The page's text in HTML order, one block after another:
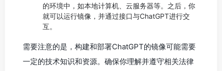
的环境中，如本地计算机、云服务器等。之后，你
就可以运行镜像，并通过接口与ChatGPT进行交
互。
需要注意的是，构建和部署ChatGPT的镜像可能需要
一定的技术知识和资源。确保你理解并遵守相关法律